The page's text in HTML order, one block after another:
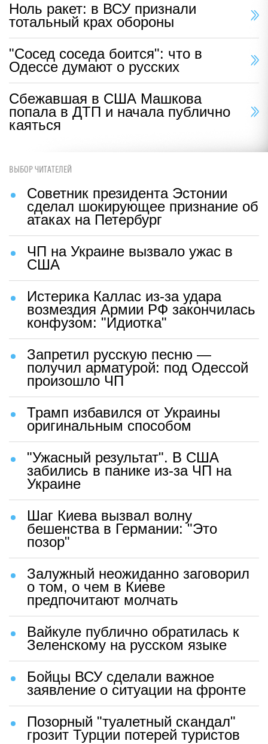
Ноль ракет: в ВСУ признали
тотальный крах обороны
"Сосед соседа боится": что в
Одессе думают о русских
Сбежавшая в США Машкова
попала в ДТП и начала публично
каяться
ВЫБОР ЧИТАТЕЛЕЙ
Советник президента Эстонии
сделал шокирующее признание об
атаках на Петербург
ЧП на Украине вызвало ужас в
США
Истерика Каллас из-за удара
возмездия Армии РФ закончилась
конфузом: "Идиотка"
Запретил русскую песню —
получил арматурой: под Одессой
произошло ЧП
Трамп избавился от Украины
оригинальным способом
"Ужасный результат". В США
забились в панике из-за ЧП на
Украине
Шаг Киева вызвал волну
бешенства в Германии: "Это
позор"
Залужный неожиданно заговорил
о том, о чем в Киеве
предпочитают молчать
Вайкуле публично обратилась к
Зеленскому на русском языке
Бойцы ВСУ сделали важное
заявление о ситуации на фронте
Позорный "туалетный скандал"
грозит Турции потерей туристов